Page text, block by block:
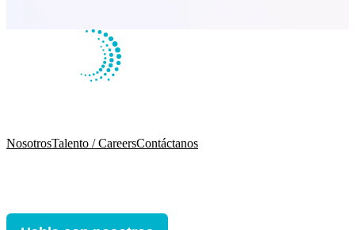
NosotrosTalento / CareersContáctanos